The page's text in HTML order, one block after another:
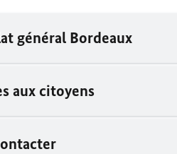
général Bordeaux
aux citoyens